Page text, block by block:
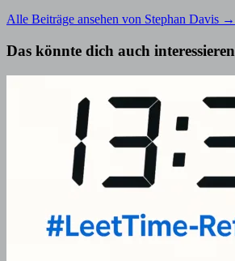
Alle Beiträge ansehen von Stephan Davis →
Das könnte dich auch interessieren